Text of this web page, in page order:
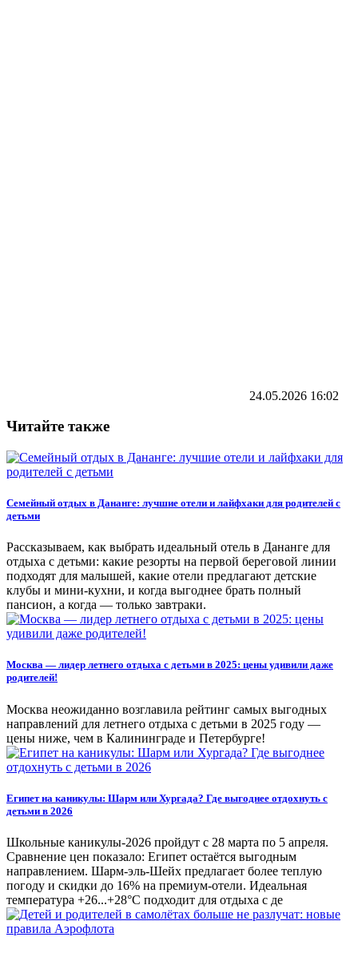
24.05.2026 16:02
Читайте также
Семейный отдых в Дананге: лучшие отели и лайфхаки для родителей с
детьми
Рассказываем, как выбрать идеальный отель в Дананге для
отдыха с детьми: какие резорты на первой береговой линии
подходят для малышей, какие отели предлагают детские
клубы и мини-кухни, и когда выгоднее брать полный
пансион, а когда — только завтраки.
Москва — лидер летнего отдыха с детьми в 2025: цены удивили даже
родителей!
Москва неожиданно возглавила рейтинг самых выгодных
направлений для летнего отдыха с детьми в 2025 году —
цены ниже, чем в Калининграде и Петербурге!
Египет на каникулы: Шарм или Хургада? Где выгоднее отдохнуть с
детьми в 2026
Школьные каникулы-2026 пройдут с 28 марта по 5 апреля.
Сравнение цен показало: Египет остаётся выгодным
направлением. Шарм-эль-Шейх предлагает более теплую
погоду и скидки до 16% на премиум-отели. Идеальная
температура +26...+28°C подходит для отдыха с де